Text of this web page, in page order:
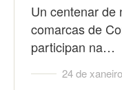
Un centenar de
comarcas de
participan na…
24 de xaneiro